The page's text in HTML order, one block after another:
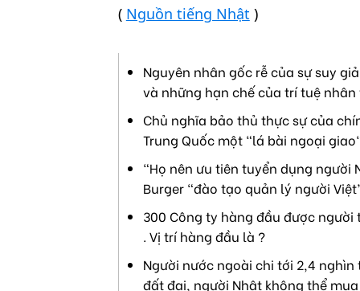
( Nguồn tiếng Nhật )
Nguyên nhân gốc rễ của sự suy
và những hạn chế của trí tuệ nhân
Chủ nghĩa bảo thủ thực sự của
Trung Quốc một "lá bài ngoại
“Họ nên ưu tiên tuyển dụng người
Burger “đào tạo quản lý người
300 Công ty hàng đầu được
. Vị trí hàng đầu là ?
Người nước ngoài chi tới 2,4
đất đai, người Nhật không thể